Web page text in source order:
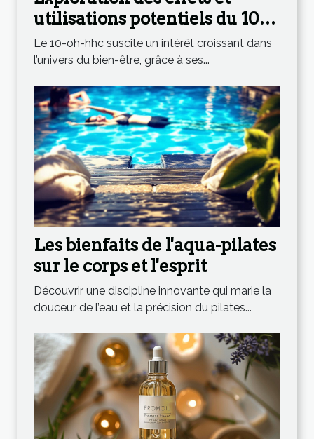
utilisations potentiels du 10-
oh-hhc dans les produits de
bien-être
Le 10-oh-hhc suscite un intérêt croissant dans
l’univers du bien-être, grâce à ses...
Les bienfaits de l'aqua-pilates
sur le corps et l'esprit
Découvrir une discipline innovante qui marie la
douceur de l’eau et la précision du pilates...